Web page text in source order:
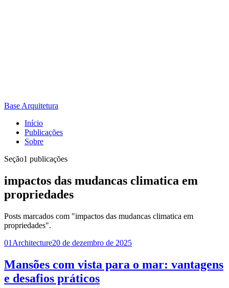
Base Arquitetura
Início
Publicações
Sobre
Seção1 publicações
impactos das mudancas climatica em
propriedades
Posts marcados com "impactos das mudancas climatica em
propriedades".
01 Architecture20 de dezembro de 2025
Mansões com vista para o mar: vantagens
e desafios práticos